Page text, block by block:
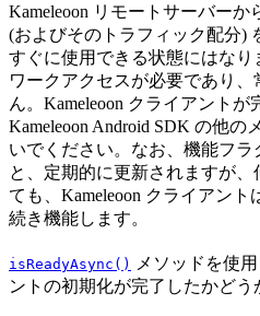
Kameleoon リモートサーバー
(およびそのトラフィック配分)
すぐに使用できる状態にはなり
ワークアクセスが必要であり
ん。Kameleoon クライアントが
Kameleoon Android SDK の他
いでください。なお、機能フ
と、定期的に更新されますが
ても、Kameleoon クライアン
続き機能します。
isReadyAsync()
メソッドを使
ントの初期化が完了したかどう